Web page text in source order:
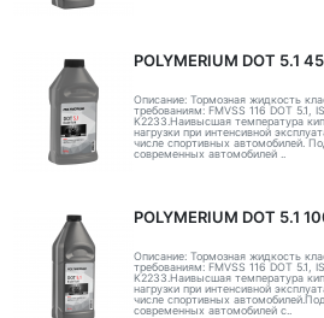
POLYMERIUM DOT 5.1
Описание: Тормозная жидкость
требованиям: FMVSS 116 DOT 5.1,
K2233.Наивысшая температура
нагрузки при интенсивной
числе спортивных автомобилей.
современных автомобилей ..
POLYMERIUM DOT 5.1
Описание: Тормозная жидкость
требованиям: FMVSS 116 DOT 5.1,
K2233.Наивысшая температура
нагрузки при интенсивной
числе спортивных
современных автомобилей с..